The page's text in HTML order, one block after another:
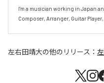
I'm a musician working in Japan
Composer, Arranger, Guitar
左右田靖大の他のリリース：